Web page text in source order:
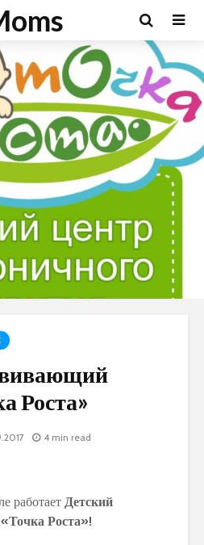
Роста»
4 min read
работает Детский
Роста»!